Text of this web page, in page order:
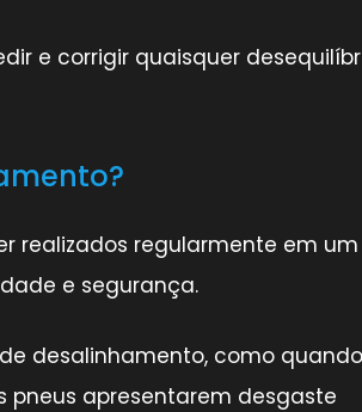
e corrigir quaisquer
realizados regularmente em um
e segurança.
desalinhamento, como
pneus apresentarem desgaste